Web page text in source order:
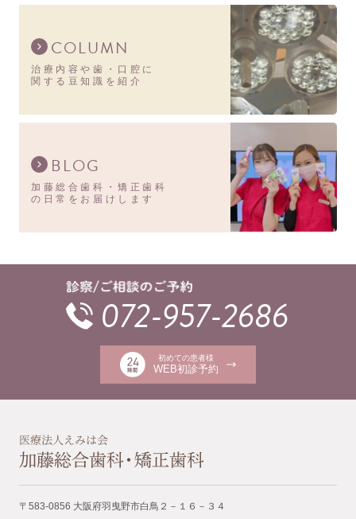
COLUMN
治療内容や歯・口腔に
関する豆知識を紹介
BLOG
加藤総合歯科・矯正歯科
の日常をお届けします
072-957-2686
初めての患者様
WEB初診予約
〒583-0856 大阪府羽曳野市白鳥２－１６－３４